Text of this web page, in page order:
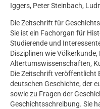
Iggers, Peter Steinbach,
Die Zeitschrift für
Sie ist ein Fachorgan für
Studierende und
Disziplinen wie
Altertumswissenschaften,
Die Zeitschrift veröffentlicht
deutschen Geschichte, der
sowie zu Fragen der
Geschichtsschreibung. Sie